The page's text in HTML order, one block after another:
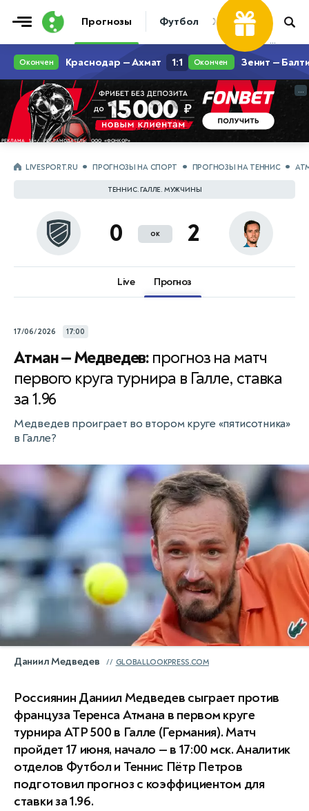
Прогнозы Футбол Хоккей Теннис
...
...
LIVESPORT.RU ПРОГНОЗЫ НА СПОРТ ПРОГНОЗЫ НА ТЕННИС
ТЕННИС. ГАЛЛЕ. МУЖЧИНЫ
0 ок 2
Live Прогноз
17/06/2026 17:00
Атман — Медведев: прогноз на матч
первого круга турнира в Галле, ставка
за 1.96
Медведев проиграет во втором круге «пятисотника»
в Галле?
Даниил Медведев GLOBALLOOKPRESS.COM
Россиянин Даниил Медведев сыграет против
француза Теренса Атмана в первом круге
турнира ATP 500 в Галле (Германия). Матч
пройдет 17 июня, начало — в 17:00 мск. Аналитик
отделов Футбол и Теннис Пётр Петров
подготовил прогноз с коэффициентом для
ставки за 1.96.